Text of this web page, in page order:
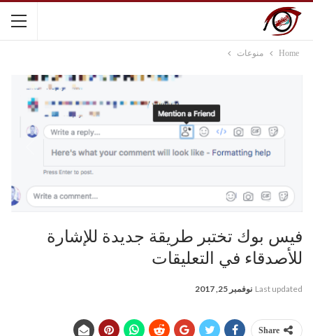
Home منوعات
فيس بوك تختبر طريقة جديدة للإشارة
للأصدقاء في التعليقات
Last updated نوفمبر 25, 2017
Share